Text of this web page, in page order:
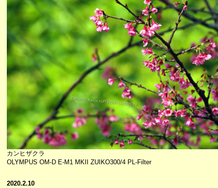
カンヒザクラ
OLYMPUS OM-D E-M1 MKII ZUIKO300/4 PL-Filter
2020.2.10